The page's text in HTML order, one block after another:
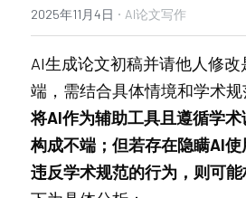
2025年11月4日 · AI论文写作
AI生成论文初稿并请他人修
端，需结合具体情境和学术规
将AI作为辅助工具且遵循学
构成不端；但若存在隐瞒AI
违反学术规范的行为，则可